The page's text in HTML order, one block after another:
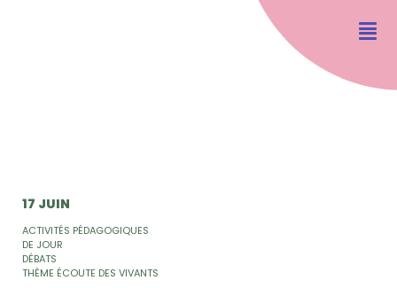
17 JUIN
ACTIVITÉS PÉDAGOGIQUES
DE JOUR
DÉBATS
THÈME ÉCOUTE DES VIVANTS